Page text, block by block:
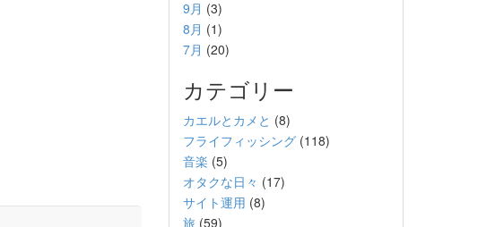
9月 (3)
8月 (1)
7月 (20)
カテゴリー
カエルとカメと (8)
フライフィッシング(118)
音楽 (5)
オタクな日々 (17)
サイト運用 (8)
旅 (59)